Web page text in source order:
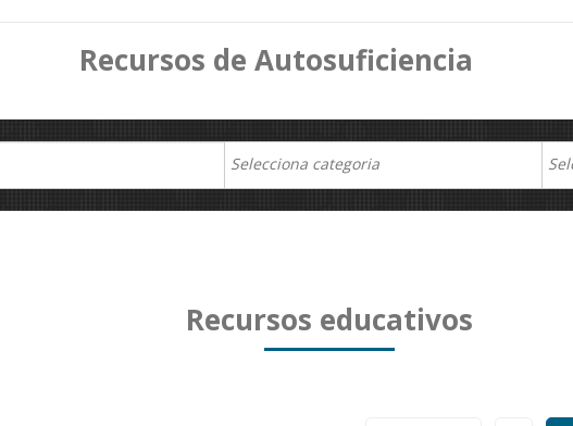
Recursos de Autosuficiencia
Recursos educativos